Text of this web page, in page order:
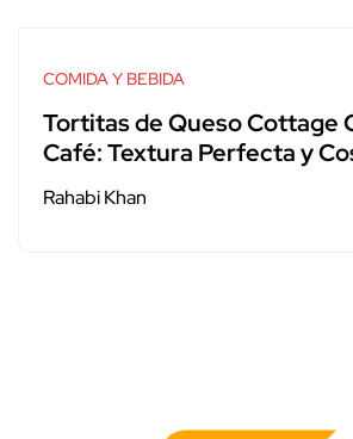
COMIDA Y BEBIDA
Tortitas de Queso Cottage
Café: Textura Perfecta y
Rahabi Khan